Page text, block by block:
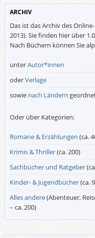
ARCHIV
Das ist das Archiv des
2013). Sie finden hier über
Nach Büchern können Sie
unterAutor*innen
oderVerlage
sowie nach Ländern
Oder über Kategorien:
Romane & Erzählungen (ca.
Krimis & Thriller(ca. 200)
Sachbücher und Ratgeber
Kinder- & Jugendbücher(ca.
Alles andere(Abenteuer,
– ca. 200)